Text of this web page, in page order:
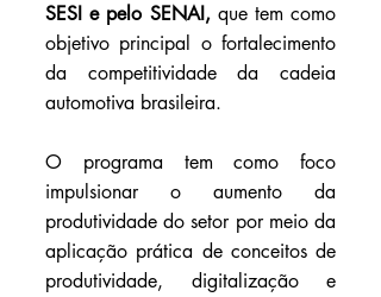
SESI e pelo SENAI, que tem como
objetivo principal o fortalecimento
da competitividade da cadeia
automotiva brasileira.
O programa tem como foco
impulsionar o aumento da
produtividade do setor por meio da
aplicação prática de conceitos de
produtividade, digitalização e